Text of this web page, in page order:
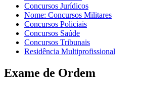
Concursos Jurídicos
Nome: Concursos Militares
Concursos Policiais
Concursos Saúde
Concursos Tribunais
Residência Multiprofissional
Exame de Ordem